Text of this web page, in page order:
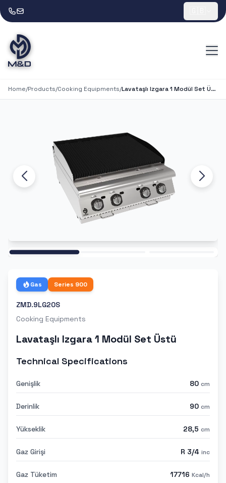
Home/Products/Cooking Equipments/ Lavataşlı Izgara 1 Modül Set Üstü
Gas Series 900
ZMD.9LG20S
Cooking Equipments
Lavataşlı Izgara 1 Modül Set Üstü
Technical Specifications
Genişlik 80 cm
Derinlik 90 cm
Yükseklik 28,5 cm
Gaz Girişi R 3/4 inc
Gaz Tüketim 17716 Kcal/h